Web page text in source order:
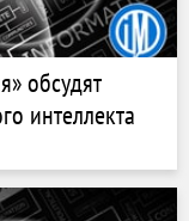
обсудят
интеллекта